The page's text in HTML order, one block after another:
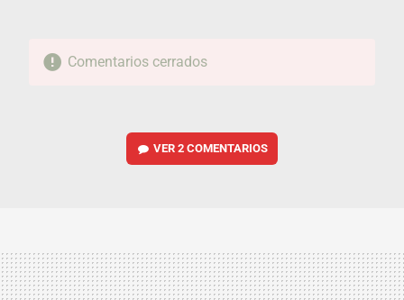
Comentarios cerrados
VER2 COMENTARIOS